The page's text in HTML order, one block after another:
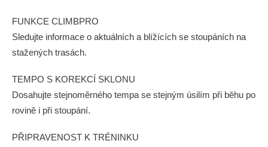
FUNKCE CLIMBPRO
Sledujte informace o aktuálních a blížících se stoupáních na
stažených trasách.
TEMPO S KOREKCÍ SKLONU
Dosahujte stejnoměrného tempa se stejným úsilím při běhu po
rovině i při stoupání.
PŘIPRAVENOST K TRÉNINKU